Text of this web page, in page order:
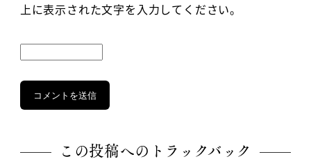
上に表示された文字を入力してください。
この投稿へのトラックバック